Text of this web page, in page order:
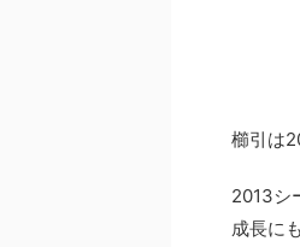
櫛引は
2013シ
成長に